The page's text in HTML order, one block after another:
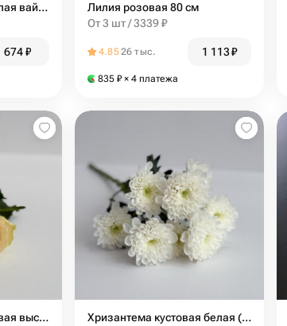
Роза французская белая вайт мондиаль white mondiale 70 см
674₽
Лилия розовая 80 см
От 3 шт / 3339 ₽
4.8526 тыс. 1 113₽
835 ₽ × 4 платежа
Роза Шармант кремовая высота стебля 50 см
Хризантема кустовая белая (Алтай)